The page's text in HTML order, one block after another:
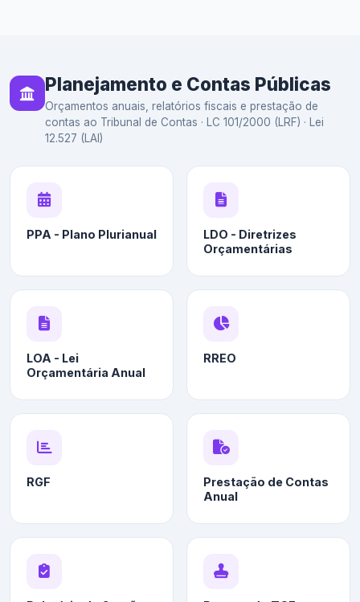
Planejamento e Contas Públicas
Orçamentos anuais, relatórios fiscais e prestação de
contas ao Tribunal de Contas · LC 101/2000 (LRF) · Lei
12.527 (LAI)
PPA - Plano Plurianual
LDO - Diretrizes
Orçamentárias
LOA - Lei
Orçamentária Anual
RREO
RGF
Prestação de Contas
Anual